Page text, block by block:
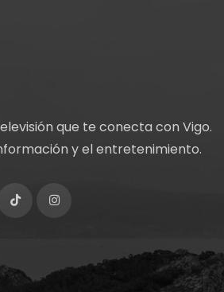
que te conecta con Vigo.
y el entretenimiento.